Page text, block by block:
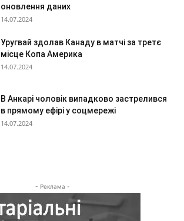
оновлення даних
14.07.2024
Уругвай здолав Канаду в матчі за третє
місце Копа Америка
14.07.2024
В Анкарі чоловік випадково застрелився
в прямому ефірі у соцмережі
14.07.2024
- Реклама -